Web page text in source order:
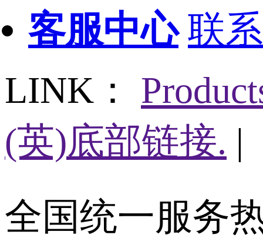
客服中心 联
LINK：
(英)底部链接. |
全国统一服务